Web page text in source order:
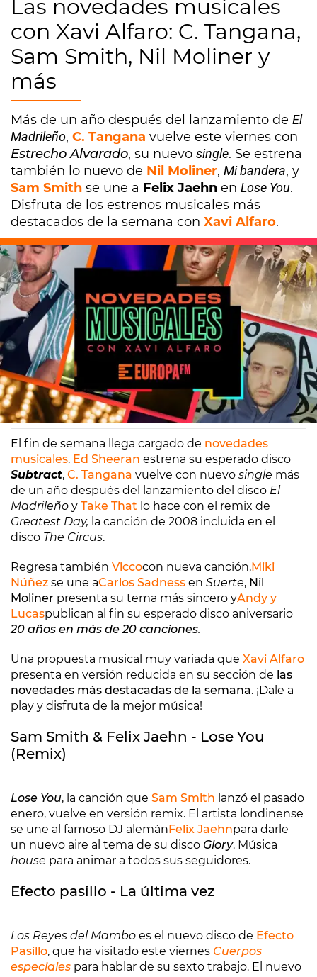
Las novedades musicales
con Xavi Alfaro: C. Tangana,
Sam Smith, Nil Moliner y
más
Más de un año después del lanzamiento de El
Madrileño, C. Tangana vuelve este viernes con
Estrecho Alvarado, su nuevo single. Se estrena
también lo nuevo de Nil Moliner, Mi bandera, y
Sam Smith se une a Felix Jaehn en Lose You.
Disfruta de los estrenos musicales más
destacados de la semana con Xavi Alfaro.
Europa FM
Madrid
05/05/2023 11:43
El fin de semana llega cargado de novedades
musicales. Ed Sheeran estrena su esperado disco
Subtract, C. Tangana vuelve con nuevo single más
de un año después del lanzamiento del disco El
Madrileño y Take That lo hace con el remix de
Greatest Day, la canción de 2008 incluida en el
disco The Circus.
Regresa también Viccocon nueva canción,Miki
Núñez se une aCarlos Sadness en Suerte, Nil
Moliner presenta su tema más sincero yAndy y
Lucaspublican al fin su esperado disco aniversario
20 años en más de 20 canciones.
Una propuesta musical muy variada que Xavi Alfaro
presenta en versión reducida en su sección de las
novedades más destacadas de la semana. ¡Dale a
play y disfruta de la mejor música!
Sam Smith & Felix Jaehn - Lose You
(Remix)
Lose You, la canción que Sam Smith lanzó el pasado
enero, vuelve en versión remix. El artista londinense
se une al famoso DJ alemánFelix Jaehnpara darle
un nuevo aire al tema de su disco Glory. Música
house para animar a todos sus seguidores.
Efecto pasillo - La última vez
Los Reyes del Mambo es el nuevo disco de Efecto
Pasillo, que ha visitado este viernes Cuerpos
especiales para hablar de su sexto trabajo. El nuevo